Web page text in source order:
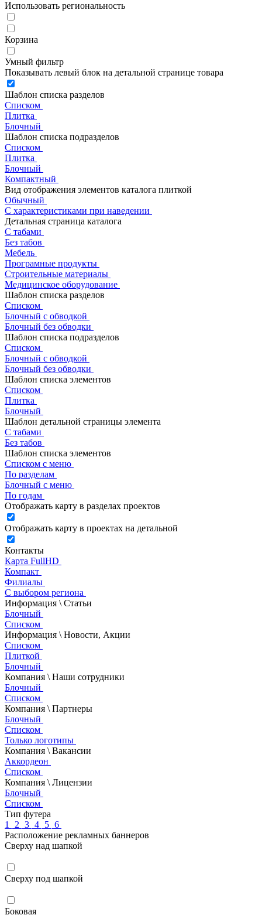
Использовать региональность
Корзина
Умный фильтр
Показывать левый блок на детальной странице товара
Шаблон списка разделов
Списком
Плитка
Блочный
Шаблон списка подразделов
Списком
Плитка
Блочный
Компактный
Вид отображения элементов каталога плиткой
Обычный
С характеристиками при наведении
Детальная страница каталога
С табами
Без табов
Мебель
Програмные продукты
Строительные материалы
Медицинское оборудование
Шаблон списка разделов
Списком
Блочный с обводкой
Блочный без обводки
Шаблон списка подразделов
Списком
Блочный с обводкой
Блочный без обводки
Шаблон списка элементов
Списком
Плитка
Блочный
Шаблон детальной страницы элемента
С табами
Без табов
Шаблон списка элементов
Списком c меню
По разделам
Блочный с меню
По годам
Отображать карту в разделах проектов
Отображать карту в проектах на детальной
Контакты
Карта FullHD
Компакт
Филиалы
С выбором региона
Информация \ Статьи
Блочный
Списком
Информация \ Новости, Акции
Списком
Плиткой
Блочный
Компания \ Наши сотрудники
Блочный
Списком
Компания \ Партнеры
Блочный
Списком
Только логотипы
Компания \ Вакансии
Аккордеон
Списком
Компания \ Лицензии
Блочный
Списком
Тип футера
1
2 3 4 5 6
Расположение рекламных баннеров
Сверху над шапкой
Сверху под шапкой
Боковая